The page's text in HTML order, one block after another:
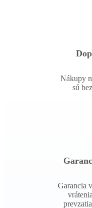
Nákupy
sú
Garancia